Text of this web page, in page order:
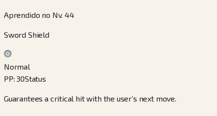
Aprendido no Nv. 44
Sword Shield
Normal
PP:30Status
Guarantees a critical hit with the user’s next move.